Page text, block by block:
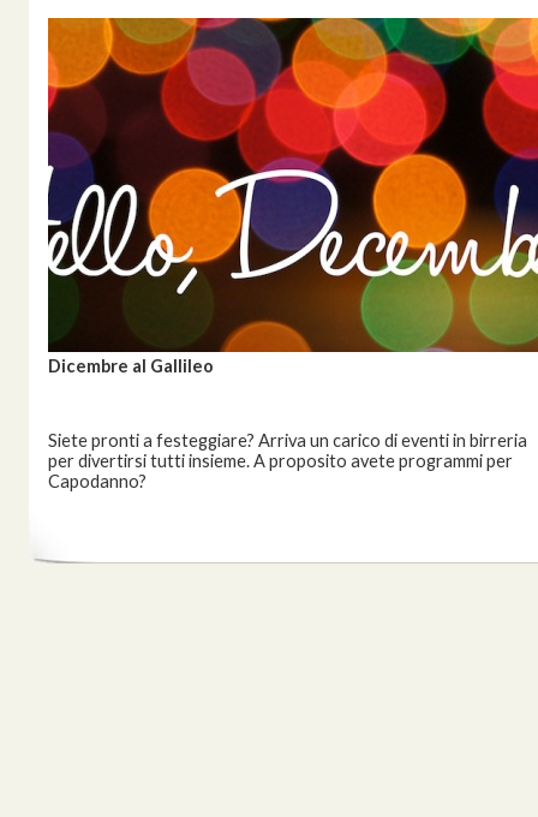
Dicembre al Gallileo
Siete pronti a festeggiare? Arriva un carico di eventi in birreria
per divertirsi tutti insieme. A proposito avete programmi per
Capodanno?